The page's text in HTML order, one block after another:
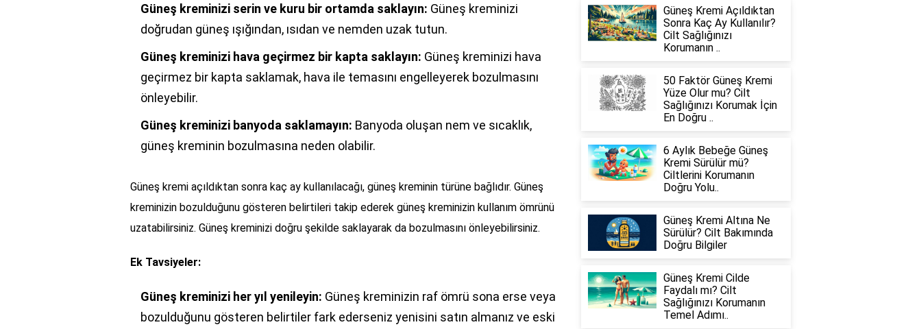
Güneş kreminizi serin ve kuru bir ortamda saklayın: Güneş kreminizi
doğrudan güneş ışığından, ısıdan ve nemden uzak tutun.
Güneş kreminizi hava geçirmez bir kapta saklayın: Güneş kreminizi hava
geçirmez bir kapta saklamak, hava ile temasını engelleyerek bozulmasını
önleyebilir.
Güneş kreminizi banyoda saklamayın: Banyoda oluşan nem ve sıcaklık,
güneş kreminin bozulmasına neden olabilir.
Güneş kremi açıldıktan sonra kaç ay kullanılacağı, güneş kreminin türüne bağlıdır. Güneş
kreminizin bozulduğunu gösteren belirtileri takip ederek güneş kreminizin kullanım ömrünü
uzatabilirsiniz. Güneş kreminizi doğru şekilde saklayarak da bozulmasını önleyebilirsiniz.
Ek Tavsiyeler:
Güneş kreminizi her yıl yenileyin: Güneş kreminizin raf ömrü sona erse veya
bozulduğunu gösteren belirtiler fark ederseniz yenisini satın almanız ve eski
Güneş Kremi Açıldıktan
Sonra Kaç Ay Kullanılır?
Cilt Sağlığınızı
Korumanın ..
50 Faktör Güneş Kremi
Yüze Olur mu? Cilt
Sağlığınızı Korumak İçin
En Doğru ..
6 Aylık Bebeğe Güneş
Kremi Sürülür mü?
Ciltlerini Korumanın
Doğru Yolu..
Güneş Kremi Altına Ne
Sürülür? Cilt Bakımında
Doğru Bilgiler
Güneş Kremi Cilde
Faydalı mı? Cilt
Sağlığınızı Korumanın
Temel Adımı..